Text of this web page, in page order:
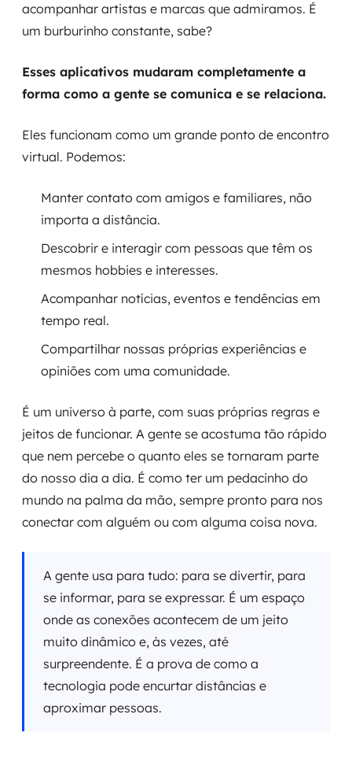
acompanhar artistas e marcas que admiramos. É
um burburinho constante, sabe?
Esses aplicativos mudaram completamente a
forma como a gente se comunica e se relaciona.
Eles funcionam como um grande ponto de encontro
virtual. Podemos:
Manter contato com amigos e familiares, não
importa a distância.
Descobrir e interagir com pessoas que têm os
mesmos hobbies e interesses.
Acompanhar notícias, eventos e tendências em
tempo real.
Compartilhar nossas próprias experiências e
opiniões com uma comunidade.
É um universo à parte, com suas próprias regras e
jeitos de funcionar. A gente se acostuma tão rápido
que nem percebe o quanto eles se tornaram parte
do nosso dia a dia. É como ter um pedacinho do
mundo na palma da mão, sempre pronto para nos
conectar com alguém ou com alguma coisa nova.
A gente usa para tudo: para se divertir, para
se informar, para se expressar. É um espaço
onde as conexões acontecem de um jeito
muito dinâmico e, às vezes, até
surpreendente. É a prova de como a
tecnologia pode encurtar distâncias e
aproximar pessoas.